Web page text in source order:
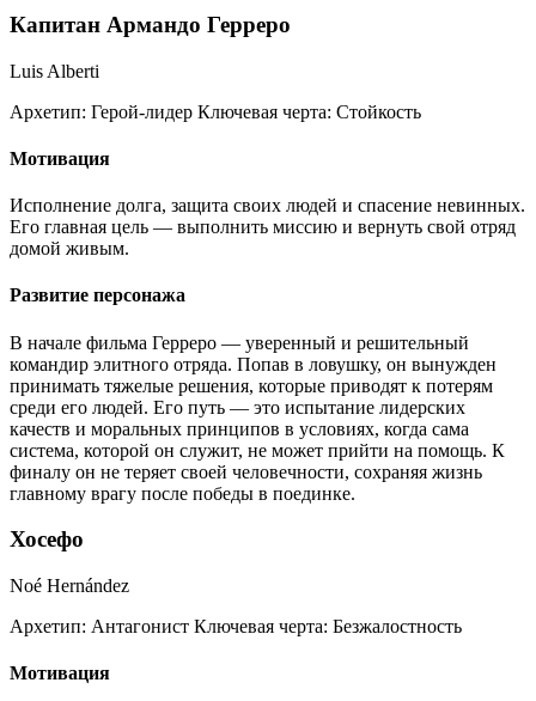
Капитан Армандо Герреро
Luis Alberti
Архетип: Герой-лидер Ключевая черта: Стойкость
Мотивация
Исполнение долга, защита своих людей и спасение невинных.
Его главная цель — выполнить миссию и вернуть свой отряд
домой живым.
Развитие персонажа
В начале фильма Герреро — уверенный и решительный
командир элитного отряда. Попав в ловушку, он вынужден
принимать тяжелые решения, которые приводят к потерям
среди его людей. Его путь — это испытание лидерских
качеств и моральных принципов в условиях, когда сама
система, которой он служит, не может прийти на помощь. К
финалу он не теряет своей человечности, сохраняя жизнь
главному врагу после победы в поединке.
Хосефо
Noé Hernández
Архетип: Антагонист Ключевая черта: Безжалостность
Мотивация